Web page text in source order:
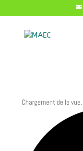
Chargement de la vue.